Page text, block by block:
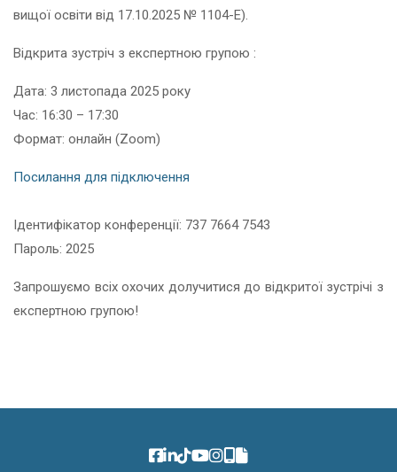
вищої освіти від 17.10.2025 № 1104-Е).
Відкрита зустріч з експертною групою :
Дата: 3 листопада 2025 року
Час: 16:30 – 17:30
Формат: онлайн (Zoom)
Посилання для підключення
Ідентифікатор конференції: 737 7664 7543
Пароль: 2025
Запрошуємо всіх охочих долучитися до відкритої зустрічі з
експертною групою!